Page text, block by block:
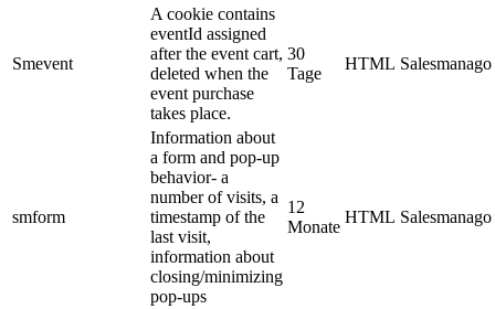
Smevent
A cookie contains
eventId assigned
after the event cart,
deleted when the
event purchase
takes place.
30
Tage
HTML Salesmanago
smform
Information about
a form and pop-up
behavior- a
number of visits, a
timestamp of the
last visit,
information about
closing/minimizing
pop-ups
12
Monate
HTML Salesmanago